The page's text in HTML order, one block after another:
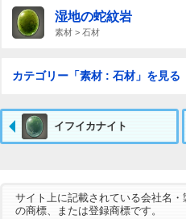
湿地の蛇紋岩
素材 > 石材
カテゴリー「素材 : 石材」を見る
イフイカナイト
サイト上に記載されている会社名
の商標、または登録商標です。